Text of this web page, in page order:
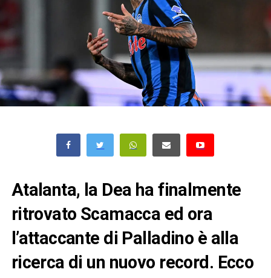
Atalanta, la Dea ha finalmente
ritrovato Scamacca ed ora
l’attaccante di Palladino è alla
ricerca di un nuovo record. Ecco